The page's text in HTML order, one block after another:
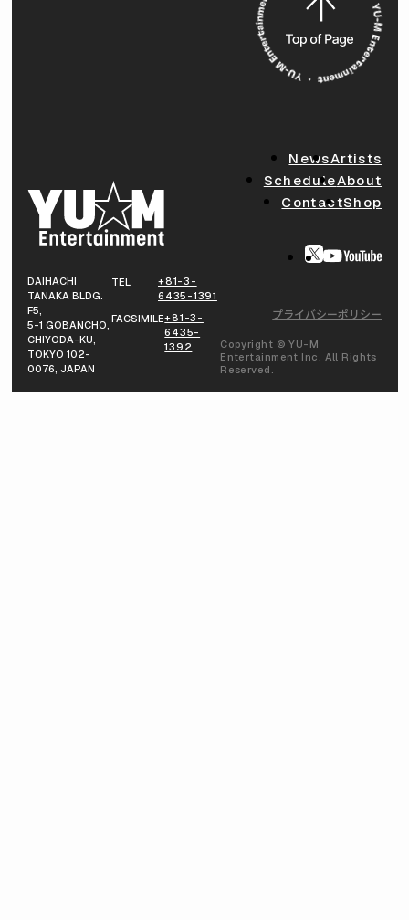
DAIHACHI
TANAKA BLDG.
F5,
5-1 GOBANCHO,
CHIYODA-KU,
TOKYO 102-
0076, JAPAN
TEL
+81-3-
6435-1391
FACSIMILE+81-3-
6435-
1392
NewsArtists
ScheduleAbout
ContactShop
プライバシーポリシー
Copyright © YU-M
Entertainment Inc. All Rights
Reserved.